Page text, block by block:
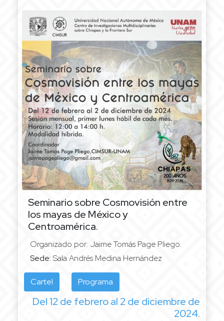
Seminario sobre Cosmovisión entre
los mayas de México y
Centroamérica.
Organizado por: Jaime Tomás Page Pliego.
Sede: Sala Andrés Medina Hernández
Cartel Programa
Del 12 de febrero al 2 de diciembre de
2024.